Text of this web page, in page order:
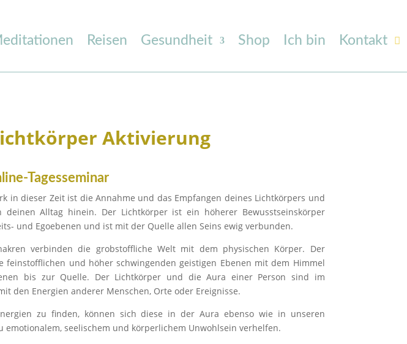
Reisen Gesundheit Shop Ich bin Kontakt
Aktivierung
Tagesseminar
in dieser Zeit ist die Annahme und das Empfangen deines Lichtkörpers und
deinen Alltag hinein. Der Lichtkörper ist ein höherer Bewusstseinskörper
und Egoebenen und ist mit der Quelle allen Seins ewig verbunden.
verbinden die grobstoffliche Welt mit dem physischen Körper. Der
feinstofflichen und höher schwingenden geistigen Ebenen mit dem Himmel
bis zur Quelle. Der Lichtkörper und die Aura einer Person sind im
den Energien anderer Menschen, Orte oder Ereignisse.
zu finden, können sich diese in der Aura ebenso wie in unseren
emotionalem, seelischem und körperlichem Unwohlsein verhelfen.